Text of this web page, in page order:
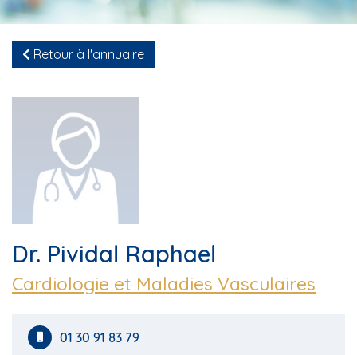
Retour à l'annuaire
Dr. Pividal Raphael
Cardiologie et Maladies Vasculaires
01 30 91 83 79